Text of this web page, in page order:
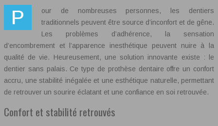
Pour de nombreuses personnes, les dentiers
traditionnels peuvent être source d’inconfort et de gêne.
Les problèmes d’adhérence, la sensation
d’encombrement et l’apparence inesthétique peuvent nuire à la
qualité de vie. Heureusement, une solution innovante existe : le
dentier sans palais. Ce type de prothèse dentaire offre un confort
accru, une stabilité inégalée et une esthétique naturelle, permettant
de retrouver un sourire éclatant et une confiance en soi retrouvée.
Confort et stabilité retrouvés